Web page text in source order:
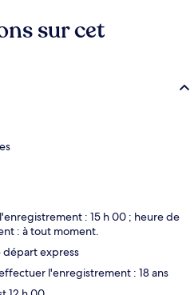
sur cet
: 15 h 00 ; heure de
: à tout moment.
départ express
l'enregistrement : 18 ans